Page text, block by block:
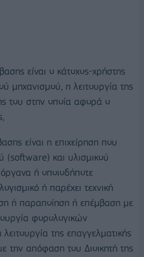
είναι ο κάτοχος-χρήστης
μηχανισμού, η λειτουργία της
του στην οποία αφορά ο
είναι η επιχείρηση που
(software) και υλισμικού
ή οποιοδήποτε
ή παρέχει τεχνική
ή παραποίηση ή επέμβαση με
φορολογικών
της επαγγελματικής
την απόφαση του Διοικητή της